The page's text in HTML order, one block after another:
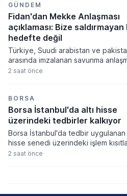
yönelik kapsamlı değişiklikler hayata
geçiyor.
GÜNDEM
Fidan'dan Mekke Anlaşması
açıklaması: Bize saldırmayan
hedefte değil
Türkiye, Suudi arabistan ve
arasında imzalanan savunma
teknik detayları dışişleri bakanı
yapısal olarak nato antlaşması'nın
savunmayı içeren 5. maddesiyle
mahiyette olduğunu ifade etti.
2 saat önce
BORSA
Borsa İstanbul'da altı hisse
üzerindeki tedbirler kalkıyor
Borsa İstanbul'da tedbir uygulanan
hisse senedi üzerindeki işlem
yeni haftada kademeli olarak
2 saat önce